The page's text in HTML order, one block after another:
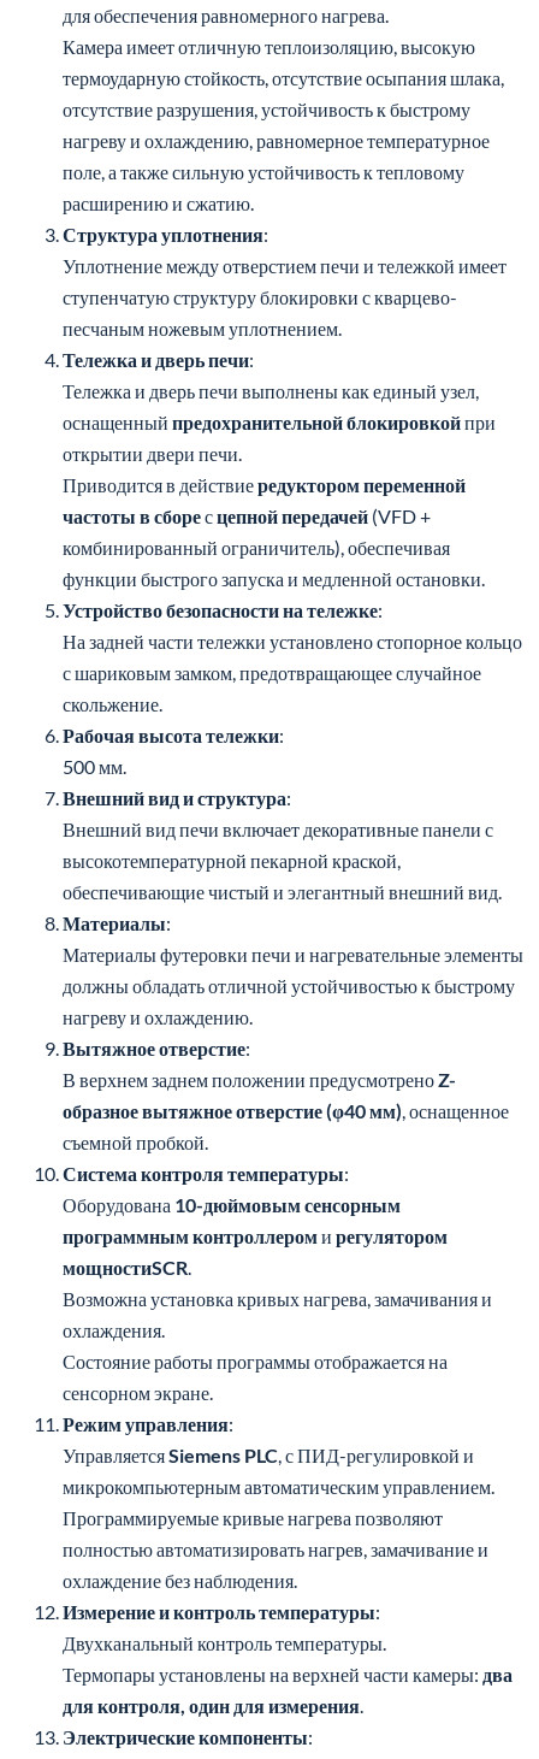
термоударную стойкость, отсутствие осыпания шлака,
отсутствие разрушения, устойчивость к быстрому
нагреву и охлаждению, равномерное температурное
поле, а также сильную устойчивость к тепловому
расширению и сжатию.
Структура уплотнения:
Уплотнение между отверстием печи и тележкой имеет
ступенчатую структуру блокировки с кварцево-
песчаным ножевым уплотнением.
Тележка и дверь печи:
Тележка и дверь печи выполнены как единый узел,
оснащенныйпредохранительной блокировкой
открытии двери печи.
Приводится в действиередуктором переменной
частоты в сборесцепной передачей
комбинированный ограничитель), обеспечивая
функции быстрого запуска и медленной остановки.
Устройство безопасности на тележке:
На задней части тележки установлено стопорное кольцо
с шариковым замком, предотвращающее случайное
скольжение.
Рабочая высота тележки:
500 мм.
Внешний вид и структура
Внешний вид печи включает декоративные панели с
высокотемпературной пекарной краской,
обеспечивающие чистый и элегантный внешний вид.
Материалы:
Материалы футеровки печи и нагревательные элементы
должны обладать отличной устойчивостью к быстрому
нагреву и охлаждению.
Вытяжное отверстие:
В верхнем заднем положении предусмотрено
образное вытяжное отверстие (φ40 мм)
съемной пробкой.
Система контроля температуры:
Оборудована10-дюймовым сенсорным
программным контроллеромирегулятором
мощностиSCR.
Возможна установка кривых нагрева, замачивания и
охлаждения.
Состояние работы программы отображается на
сенсорном экране.
Режим управления:
УправляетсяSiemens PLC
микрокомпьютерным автоматическим управлением.
Программируемые кривые нагрева позволяют
полностью автоматизировать нагрев, замачивание и
охлаждение без наблюдения.
Измерение и контроль температуры:
Двухканальный контроль температуры.
Термопары установлены на верхней части камеры:
для контроля, один для измерения.
Электрические компоненты:
Электрические части используют марку
Производитель должен подготовить компенсационные